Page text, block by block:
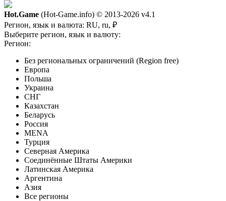
Hot.Game (Hot-Game.info) © 2013-2026 v4.1
Регион, язык и валюта: RU, ru, ₽
Выберите регион, язык и валюту:
Регион:
Без региональных ограничений (Region free)
Европа
Польша
Украина
СНГ
Казахстан
Беларусь
Россия
MENA
Турция
Северная Америка
Соединённые Штаты Америки
Латинская Америка
Аргентина
Азия
Все регионы